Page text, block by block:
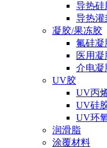
导热硅
导热灌
凝胶/果冻胶
氟硅凝
医用凝
介电凝
UV胶
UV丙
UV硅
UV环
润滑脂
涂覆材料